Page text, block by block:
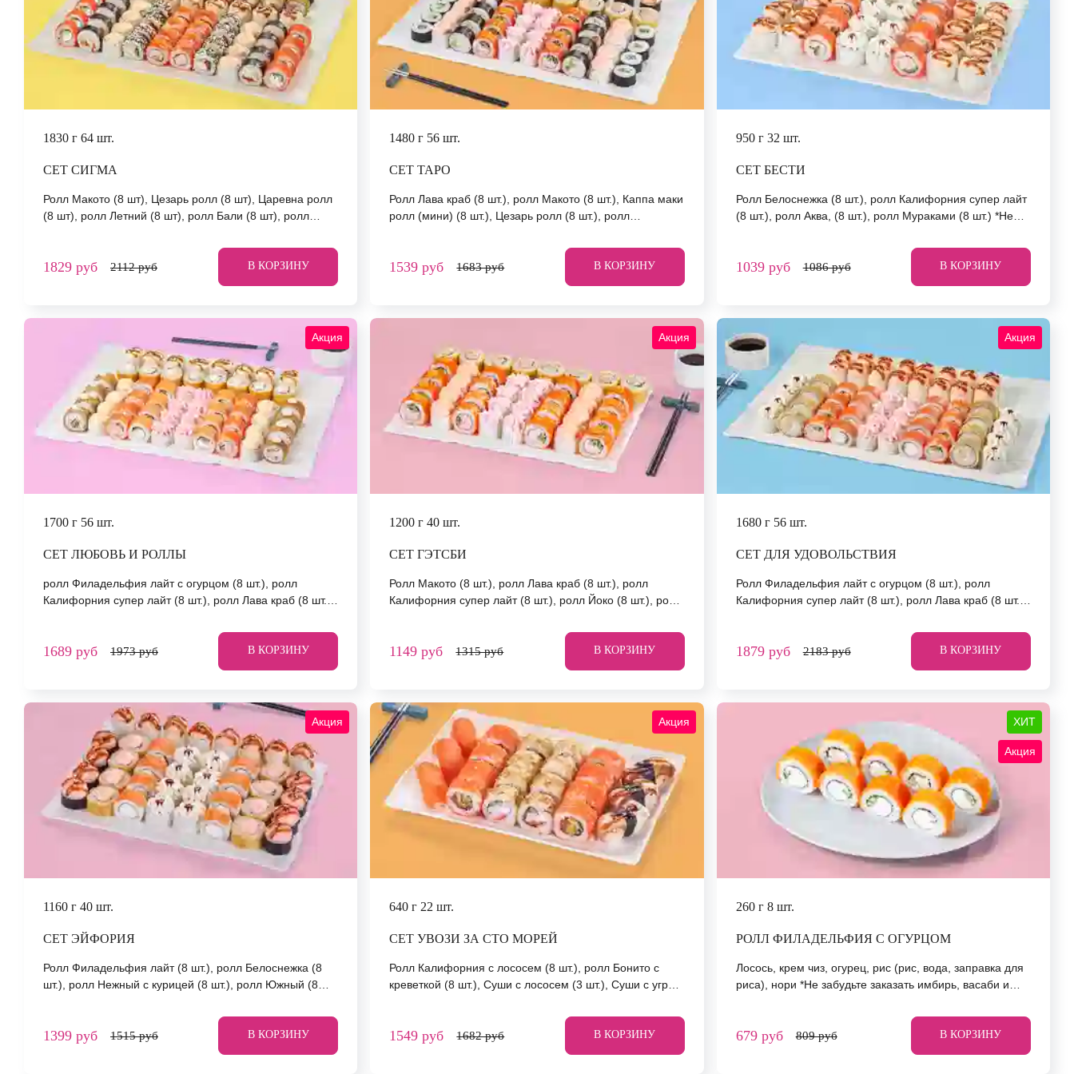
1830 г 64 шт.
СЕТ СИГМА
Ролл Макото (8 шт), Цезарь ролл (8 шт), Царевна ролл
(8 шт), ролл Летний (8 шт), ролл Бали (8 шт), ролл
ролл Сакамото (8 шт) *Не забудьте заказать имбирь,
васаби и соевый соус. Они не входят в стоимость
заказа. *Внешний вид блюда может отличаться от фото
1829 руб 2112 руб В КОРЗИНУ
1480 г 56 шт.
СЕТ ТАРО
Ролл Лава краб (8 шт.), ролл Макото (8 шт.), Каппа маки
ролл (мини) (8 шт.), Цезарь ролл (8 шт.), ролл
шт.) *Не забудьте заказать имбирь, васаби и соевый
соус. Они не входят в стоимость заказа. *Внешний вид
блюда может отличаться от фото на сайте.
1539 руб 1683 руб В КОРЗИНУ
950 г32 шт.
СЕТ БЕСТИ
Ролл Белоснежка (8 шт.), ролл Калифорния супер лайт
(8 шт.), ролл Аква, (8 шт.), ролл Мураками (8 шт.) *Не
не входят в стоимость заказа. *Внешний вид блюда
может отличаться от фото на сайте.
1039 руб 1086 руб В КОРЗИНУ
Акция
1700 г 56 шт.
СЕТ ЛЮБОВЬ И РОЛЛЫ
ролл Филадельфия лайт c огурцом (8 шт.), ролл
Калифорния супер лайт (8 шт.), ролл Лава краб (8 шт.),
ролл Сакамото (8 шт.), ролл Йоко (8 шт.) *Не забудьте
заказать имбирь, васаби и соевый соус. Они не входят
в стоимость заказа. *Внешний вид блюда может
1689 руб 1973 руб В КОРЗИНУ
Акция
1200 г 40 шт.
СЕТ ГЭТСБИ
Ролл Макото (8 шт.), ролл Лава краб (8 шт.), ролл
Калифорния супер лайт (8 шт.), ролл Йоко (8 шт.), ролл
и соевый соус. Они не входят в стоимость заказа.
*Внешний вид блюда может отличаться от фото на
1149 руб 1315 руб В КОРЗИНУ
Акция
1680 г56 шт.
СЕТ ДЛЯ УДОВОЛЬСТВИЯ
Ролл Филадельфия лайт с огурцом (8 шт.), ролл
Калифорния супер лайт (8 шт.), ролл Лава краб (8 шт.),
шт.), ролл Сицилия (8 шт.), ролл Спешл (8 шт.) *Не
забудьте заказать имбирь, васаби и соевый соус. Они
не входят в стоимость заказа. *Внешний вид блюда
1879 руб 2183 руб В КОРЗИНУ
Акция
1160 г 40 шт.
СЕТ ЭЙФОРИЯ
Ролл Филадельфия лайт (8 шт.), ролл Белоснежка (8
шт.), ролл Нежный с курицей (8 шт.), ролл Южный (8
васаби и соевый соус. Они не входят в стоимость
заказа. *Внешний вид блюда может отличаться от фото
1399 руб 1515 руб В КОРЗИНУ
Акция
640 г 22 шт.
СЕТ УВОЗИ ЗА СТО МОРЕЙ
Ролл Калифорния с лососем (8 шт.), ролл Бонито с
креветкой (8 шт.), Суши с лососем (3 шт.), Суши с угрем
соус. Они не входят в стоимость заказа. *Внешний вид
блюда может отличаться от фото на сайте.
1549 руб 1682 руб В КОРЗИНУ
ХИТ
Акция
260 г8 шт.
РОЛЛ ФИЛАДЕЛЬФИЯ С ОГУРЦОМ
Лосось, крем чиз, огурец, рис (рис, вода, заправка для
риса), нори *Не забудьте заказать имбирь, васаби и
*Внешний вид блюда может отличаться от фото на
сайте.
679 руб 809 руб В КОРЗИНУ